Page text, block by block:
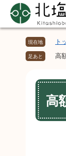
ジ
ュ
現在地 ト
足あと 高
本
文
高